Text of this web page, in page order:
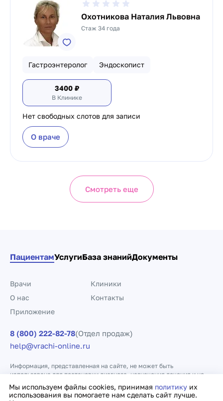
Охотникова Наталия Львовна
Стаж 34 года
Гастроэнтеролог Эндоскопист
3400 ₽
В Клинике
Нет свободных слотов для записи
О враче
Смотреть еще
Мы используем файлы cookies, принимая политику их
использования вы помогаете нам сделать сайт лучше.
ПациентамУслугиБаза знанийДокументы
Врачи
Клиники
О нас
Контакты
Приложение
8 (800) 222-82-78(Отдел продаж)
help@vrachi-online.ru
Информация, представленная на сайте, не может быть
использована для постановки диагноза, назначения лечения и не
заменяет прием врача.